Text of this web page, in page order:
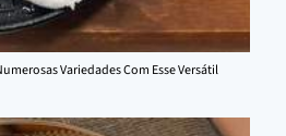
Variedades Com Esse Versátil